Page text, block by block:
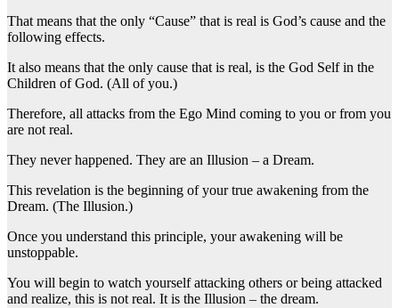
That means that the only “Cause” that is real is God’s cause and the
following effects.
It also means that the only cause that is real, is the God Self in the
Children of God. (All of you.)
Therefore, all attacks from the Ego Mind coming to you or from you
are not real.
They never happened. They are an Illusion – a Dream.
This revelation is the beginning of your true awakening from the
Dream. (The Illusion.)
Once you understand this principle, your awakening will be
unstoppable.
You will begin to watch yourself attacking others or being attacked
and realize, this is not real. It is the Illusion – the dream.